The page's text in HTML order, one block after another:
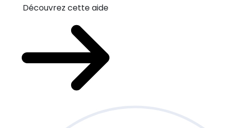
Découvrez cette aide